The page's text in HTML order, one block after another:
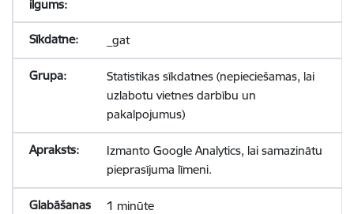
_gat
Statistikas sīkdatnes (nepieciešamas, lai
uzlabotu vietnes darbību un
pakalpojumus)
Izmanto Google Analytics, lai samazinātu
pieprasījuma līmeni.
1 minūte